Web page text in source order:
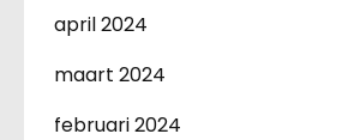
april 2024
maart 2024
februari 2024